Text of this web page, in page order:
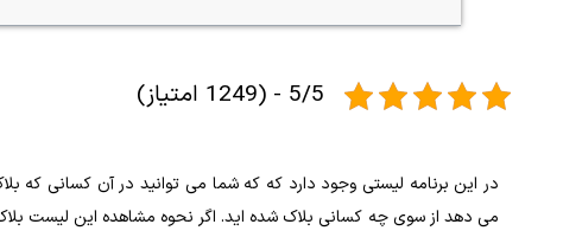
5/5 - (1249 امتیاز)
در این برنامه لیستی وجود دارد که که شما می توانید در آن کسانی که
می دهد از سوی چه کسانی بلاک شده اید. اگر نحوه مشاهده این لیست بلاک